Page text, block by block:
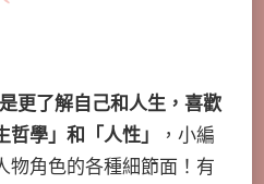
更了解自己和人生，喜歡
學」和「人性」
，小編
物角色的各種細節面！有